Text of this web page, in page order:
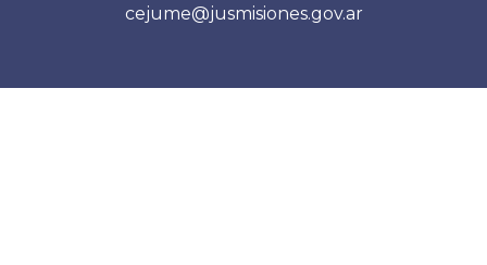
cejume@jusmisiones.gov.ar